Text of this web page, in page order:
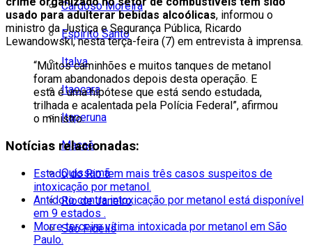
Cardoso Moreira
Espírito Santo
Italva
Itaocara
Itaperuna
Macaé
Quissamã
Rio de Janeiro
São Fidélis
usado para adulterar bebidas alcoólicas, informou o
ministro da Justiça e Segurança Pública, Ricardo
Lewandowski, nesta terça-feira (7) em entrevista à imprensa.
“Muitos caminhões e muitos tanques de metanol
foram abandonados depois desta operação. E
esta é uma hipótese que está sendo estudada,
trilhada e acalentada pela Polícia Federal”, afirmou
o ministro.
Notícias relacionadas:
Estado do Rio tem mais três casos suspeitos de
intoxicação por metanol.
Antídoto contra intoxicação por metanol está disponível
em 9 estados .
Morre terceira vítima intoxicada por metanol em São
Paulo.